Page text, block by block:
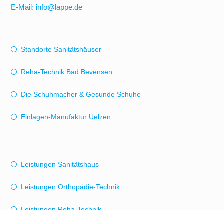
E-Mail: info@lappe.de
Standorte Sanitätshäuser
Reha-Technik Bad Bevensen
Die Schuhmacher & Gesunde Schuhe
Einlagen-Manufaktur Uelzen
Leistungen Sanitätshaus
Leistungen Orthopädie-Technik